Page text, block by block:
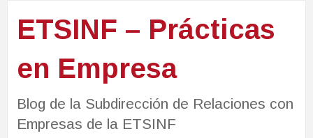
ETSINF – Prácticas
en Empresa
Blog de la Subdirección de Relaciones con
Empresas de la ETSINF